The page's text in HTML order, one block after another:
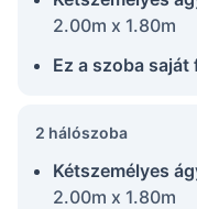
2.00m x 1.80m
Ez a szoba
2 hálószoba
Kétszemélyes
2.00m x 1.80m